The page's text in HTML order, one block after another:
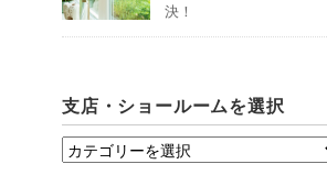
決！
支店・ショールームを選択
支